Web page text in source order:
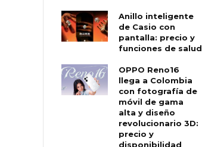
Anillo inteligente
de Casio con
pantalla: precio y
funciones de salud
OPPO Reno16
llega a Colombia
con fotografía de
móvil de gama
alta y diseño
revolucionario 3D:
precio y
disponibilidad